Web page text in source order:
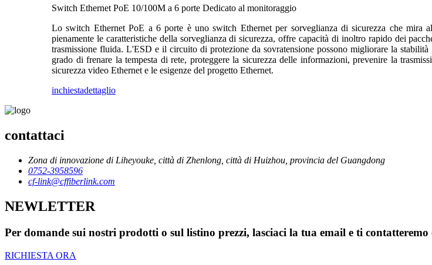
Switch Ethernet PoE 10/100M a 6 porte Dedicato al monitoraggio
Lo switch Ethernet PoE a 6 porte è uno switch Ethernet per sorveglianza di sicurezza che mira
pienamente le caratteristiche della sorveglianza di sicurezza, offre capacità di inoltro rapido dei
trasmissione fluida. L'ESD e il circuito di protezione da sovratensione possono migliorare la
grado di frenare la tempesta di rete, proteggere la sicurezza delle informazioni, prevenire la
sicurezza video Ethernet e le esigenze del progetto Ethernet.
inchiestadettaglio
contattaci
Zona di innovazione di Liheyouke, città di Zhenlong, città di Huizhou, provincia del Guangdong
0752-3958596
cf-link@cffiberlink.com
NEWLETTER
Per domande sui nostri prodotti o sul listino prezzi, lasciaci la tua email e ti contatteremo
RICHIESTA ORA